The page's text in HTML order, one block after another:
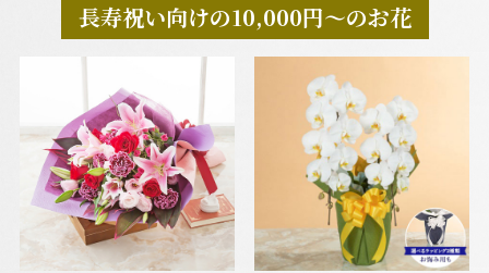
長寿祝い向けの10,000円～のお花